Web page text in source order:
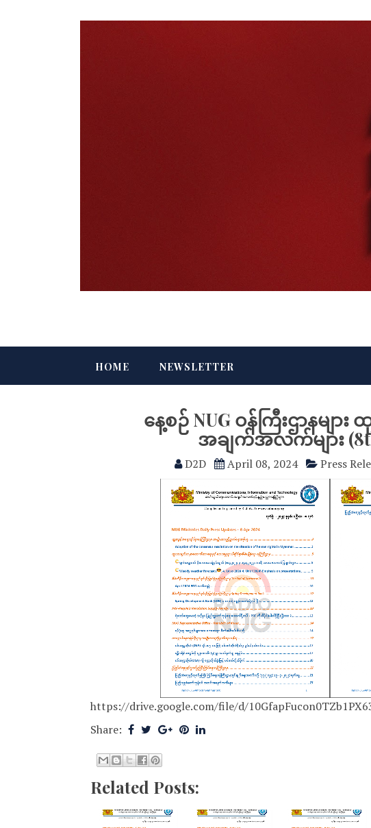
HOME NEWSLETTER
နေ့စဉ် NUG ဝန်ကြီးဌာနမျ
အချက်အလက်များ
D2D April 08, 2024 Press
https://drive.google.com/file/d/
Share:
Related Posts: